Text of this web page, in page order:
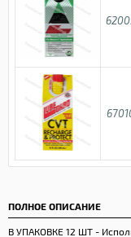
ПОЛНОЕ ОПИСАНИЕ
В УПАКОВКЕ 12 ШТ -